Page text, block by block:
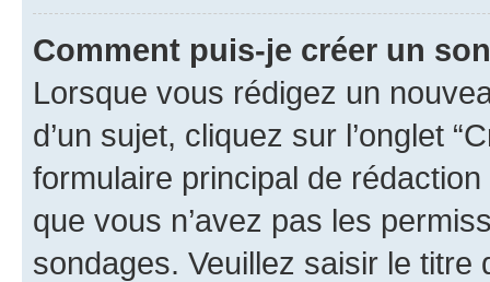
Comment puis-je créer un
Lorsque vous rédigez un
d’un sujet, cliquez sur l’onglet
formulaire principal de
que vous n’avez pas les
sondages. Veuillez saisir le